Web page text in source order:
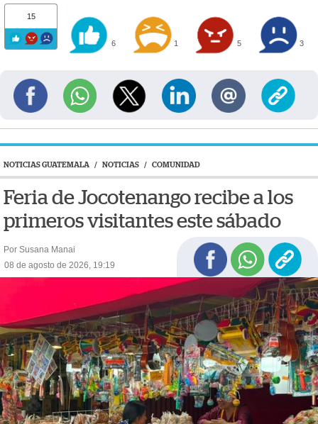
15
6 1 5 3
NOTICIAS GUATEMALA / NOTICIAS / COMUNIDAD
Feria de Jocotenango recibe a los
primeros visitantes este sábado
Por Susana Manai
08 de agosto de 2026, 19:19